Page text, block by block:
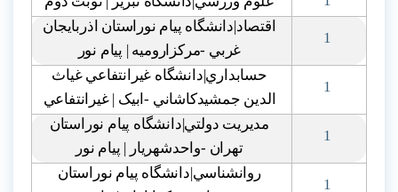
1
اقتصاد|دانشگاه پيام نوراستان اذربايجان
غربي -مرکزاروميه | پيام نور
1
حسابداري|دانشگاه غيرانتفاعي غياث
الدين جمشيدکاشاني -ابيک | غيرانتفاعي
1
مديريت دولتي|دانشگاه پيام نوراستان
تهران -واحدشهريار | پيام نور
1
روانشناسي|دانشگاه پيام نوراستان